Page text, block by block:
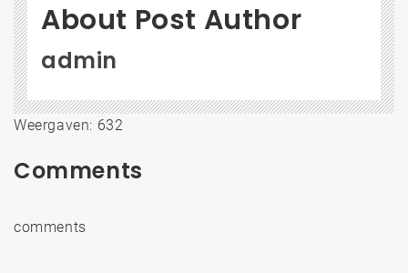
About Post Author
admin
Weergaven: 632
Comments
comments